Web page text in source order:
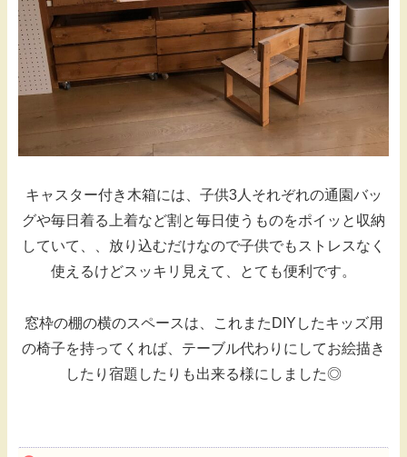
キャスター付き木箱には、子供3人それぞれの通園バッ
グや毎日着る上着など割と毎日使うものをポイッと収納
していて、、放り込むだけなので子供でもストレスなく
使えるけどスッキリ見えて、とても便利です。
窓枠の棚の横のスペースは、これまたDIYしたキッズ用
の椅子を持ってくれば、テーブル代わりにしてお絵描き
したり宿題したりも出来る様にしました◎